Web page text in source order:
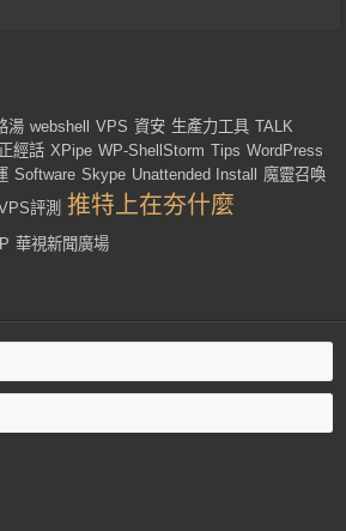
湯 webshell VPS 資安 生產力工具 TALK
經話 XPipe WP-ShellStorm Tips WordPress
Software Skype Unattended Install
魔靈召喚
評測 推特上在夯什麼
華視新聞廣場